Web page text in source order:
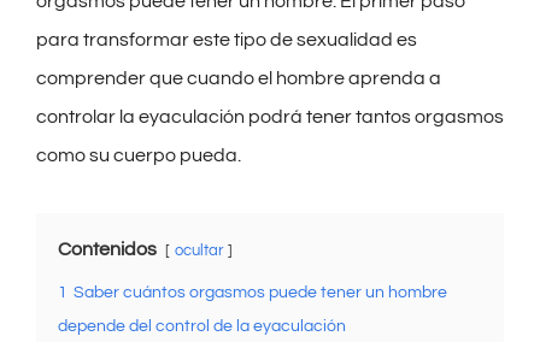
para transformar este tipo de sexualidad es
comprender que cuando el hombre aprenda a
controlar la eyaculación podrá tener tantos orgasmos
como su cuerpo pueda.
Contenidos ocultar
1 Saber cuántos orgasmos puede tener un hombre
depende del control de la eyaculación